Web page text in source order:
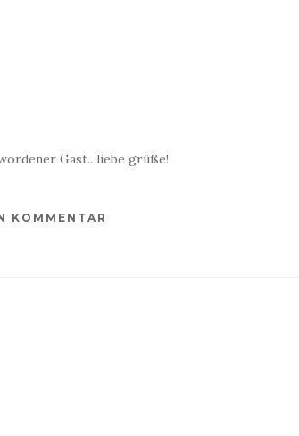
Gast.. liebe grüße!
KOMMENTAR